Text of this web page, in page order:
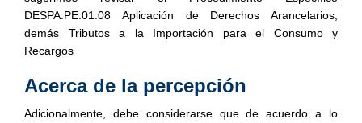
DESPA.PE.01.08 Aplicación de Derechos Arancelarios,
demás Tributos a la Importación para el Consumo y
Recargos
Acerca de la percepción
Adicionalmente, debe considerarse que de acuerdo a lo